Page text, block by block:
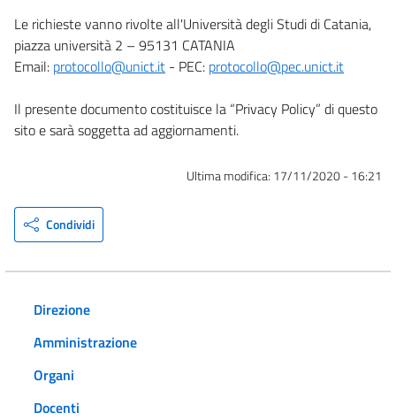
Le richieste vanno rivolte all'Università degli Studi di Catania,
piazza università 2 – 95131 CATANIA
Email: protocollo@unict.it - PEC: protocollo@pec.unict.it
Il presente documento costituisce la “Privacy Policy” di questo
sito e sarà soggetta ad aggiornamenti.
Ultima modifica: 17/11/2020 - 16:21
Condividi
Direzione
Amministrazione
Organi
Docenti